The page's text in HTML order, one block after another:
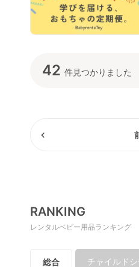
42 件見つかりました
RANKING
レンタルベビー用品ランキング
総合 チャイルドシ